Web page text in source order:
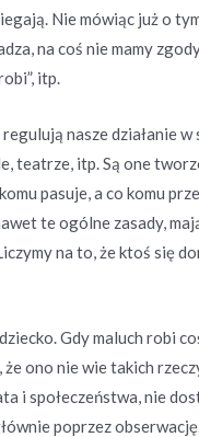
Nie mówiąc już o
na coś nie mamy
itp.
nasze działanie
teatrze, itp. Są one
pasuje, a co komu
te ogólne zasady,
na to, że ktoś się
Gdy maluch robi
ono nie wie takich
i społeczeństwa, nie
poprzez